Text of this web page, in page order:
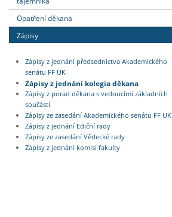
Opatření děkana
Zápisy
Zápisy z jednání předsednictva Akademického
senátu FF UK
Zápisy z jednání kolegia děkana
Zápisy z porad děkana s vedoucími základních
součástí
Zápisy ze zasedání Akademického senátu FF UK
Zápisy z jednání Ediční rady
Zápisy ze zasedání Vědecké rady
Zápisy z jednání komisí fakulty